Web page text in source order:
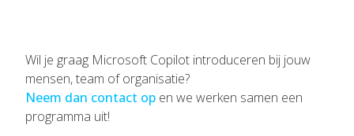
Wil je graag Microsoft Copilot introduceren bij jouw
mensen, team of organisatie?
Neem dan contact op en we werken samen een
programma uit!